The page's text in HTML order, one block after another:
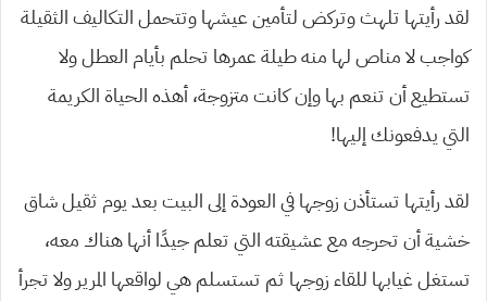
لقد رأيتها تلهث وتركض لتأمين عيشها وتتحمل التكاليف الثقيلة
كواجب لا مناص لها منه طيلة عمرها تحلم بأيام العطل ولا
تستطيع أن تنعم بها وإن كانت متزوجة، أهذه الحياة الكريمة
التي يدفعونك إليها!
لقد رأيتها تستأذن زوجها في العودة إلى البيت بعد يوم ثقيل شاق
خشية أن تحرجه مع عشيقته التي تعلم جيدًا أنها هناك معه،
تستغل غيابها للقاء زوجها ثم تستسلم هي لواقعها المرير ولا تجرأ